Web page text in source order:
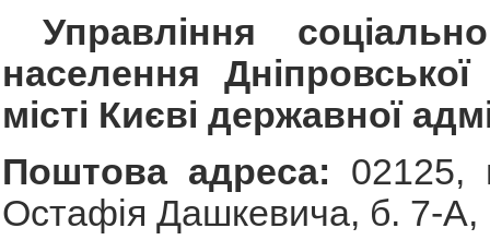
Управління
населення
місті Києві державної
Поштова адреса: 02125,
Остафія Дашкевича, б. 7-А,